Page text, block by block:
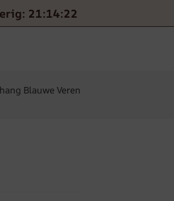
21:14:21
Blauwe Veren